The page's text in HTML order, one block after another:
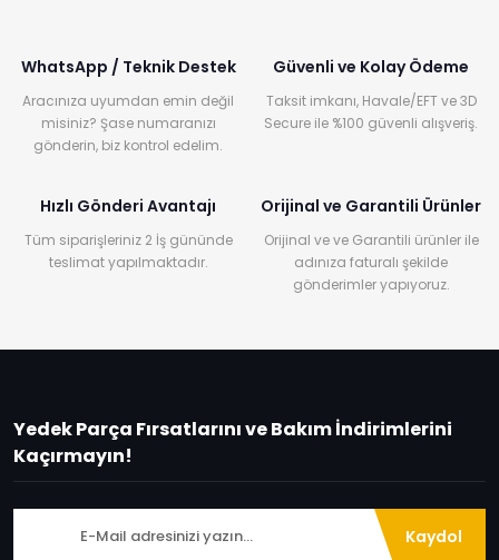
WhatsApp / Teknik Destek
Aracınıza uyumdan emin değil
misiniz? Şase numaranızı
gönderin, biz kontrol edelim.
Güvenli ve Kolay Ödeme
Taksit imkanı, Havale/EFT ve 3D
Secure ile %100 güvenli alışveriş.
Hızlı Gönderi Avantajı
Tüm siparişleriniz 2 İş gününde
teslimat yapılmaktadır.
Orijinal ve Garantili Ürünler
Orijinal ve ve Garantili ürünler ile
adınıza faturalı şekilde
gönderimler yapıyoruz.
Yedek Parça Fırsatlarını ve Bakım İndirimlerini
Kaçırmayın!
Kaydol